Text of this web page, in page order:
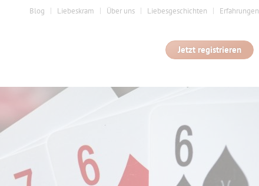
Blog Liebeskram Über uns Liebesgeschichten Erfahrungen
Jetzt registrieren